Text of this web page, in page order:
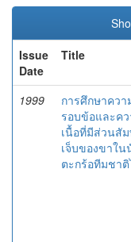
Issue
Date
Title
1999
การศึกษาคว
รอบข้อและค
เนื้อที่มีส่วนสั
เจ็บของขาใ
ตะกร้อทีมชาติ